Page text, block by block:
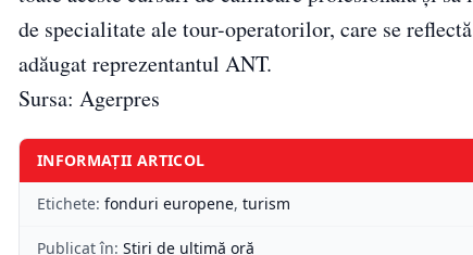
de specialitate ale tour-operatorilor, care se
adăugat reprezentantul ANT.
Sursa: Agerpres
INFORMAȚII ARTICOL
Etichete: fonduri europene, turism
Publicat în: Știri de ultimă oră